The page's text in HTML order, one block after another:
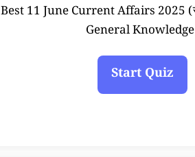
Best 11 June Current Affairs 2025
General